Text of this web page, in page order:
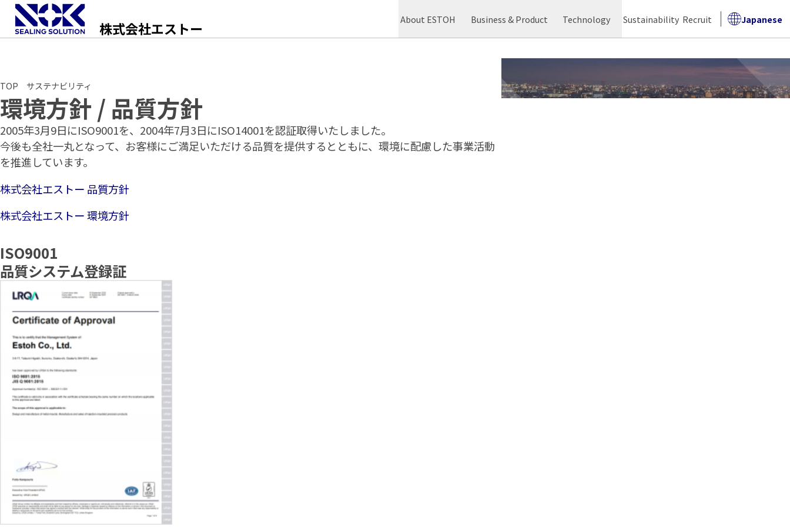
株式会社エストー
About ESTOH Business & Product Technology Sustainability Recruit Japanese
TOP サステナビリティ
環境方針 / 品質方針
2005年3月9日にISO9001を、2004年7月3日にISO14001を認証取得いたしました。
今後も全社一丸となって、お客様にご満足いただける品質を提供するとともに、環境に配慮した事業活動
を推進しています。
株式会社エストー 品質方針
株式会社エストー 環境方針
ISO9001
品質システム登録証